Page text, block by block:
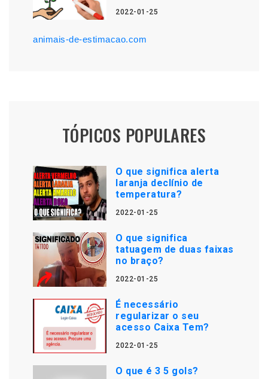
2022-01-25
animais-de-estimacao.com
TÓPICOS POPULARES
O que significa alerta
laranja declínio de
temperatura?
2022-01-25
O que significa
tatuagem de duas faixas
no braço?
2022-01-25
É necessário
regularizar o seu
acesso Caixa Tem?
2022-01-25
O que é 3 5 gols?